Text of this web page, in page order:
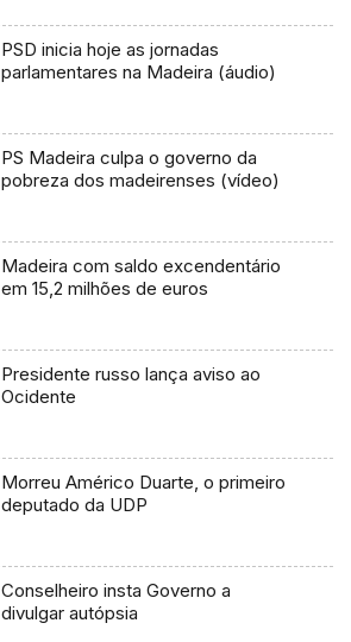
PSD inicia hoje as jornadas
parlamentares na Madeira (áudio)
PS Madeira culpa o governo da
pobreza dos madeirenses (vídeo)
Madeira com saldo excendentário
em 15,2 milhões de euros
Presidente russo lança aviso ao
Ocidente
Morreu Américo Duarte, o primeiro
deputado da UDP
Conselheiro insta Governo a
divulgar autópsia